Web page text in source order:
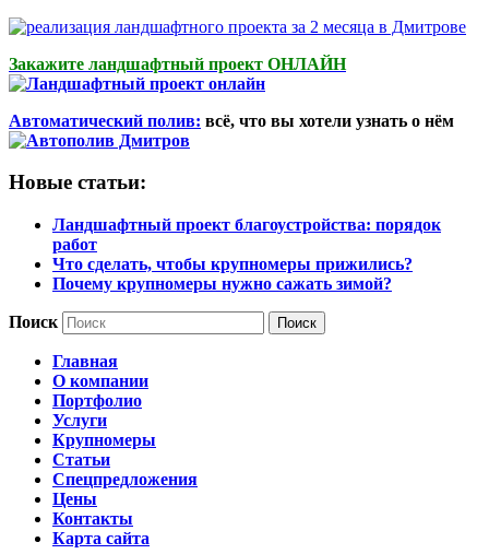
Закажите ландшафтный проект ОНЛАЙН
Автоматический полив: всё, что вы хотели узнать о нём
Новые статьи:
Ландшафтный проект благоустройства: порядок
работ
Что сделать, чтобы крупномеры прижились?
Почему крупномеры нужно сажать зимой?
Поиск
Главная
О компании
Портфолио
Услуги
Крупномеры
Статьи
Спецпредложения
Цены
Контакты
Карта сайта